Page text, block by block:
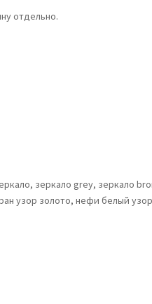
отдельно.
зеркало grey, зеркало
узор золото, нефи белый